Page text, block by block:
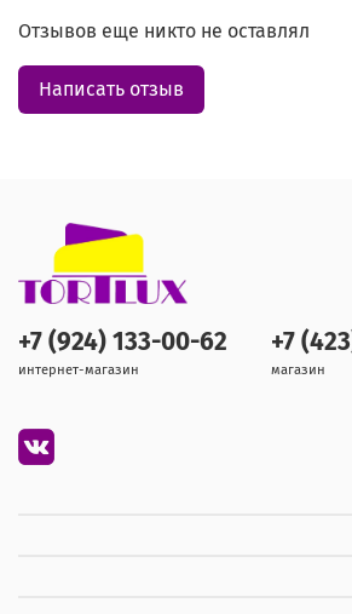
Отзывов еще никто не оставлял
Написать отзыв
+7 (924) 133-00-62
интернет-магазин
+7
магазин